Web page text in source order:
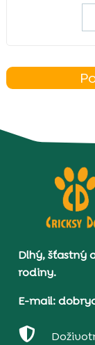
Dlhý, šťastný
rodiny.
E-mail:
